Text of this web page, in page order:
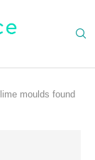
moulds found